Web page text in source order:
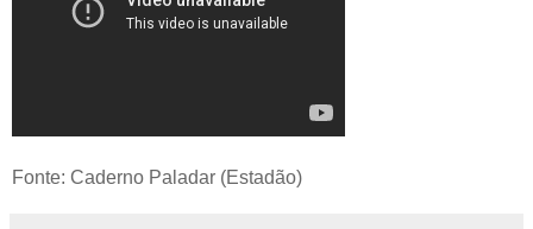
Fonte: Caderno Paladar (Estadão)